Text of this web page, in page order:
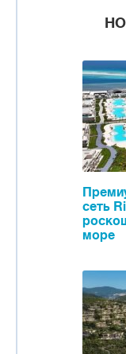
сеть
море